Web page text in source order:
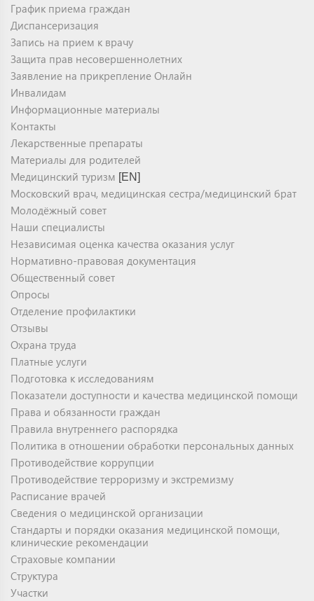
График приема граждан
Диспансеризация
Запись на прием к врачу
Защита прав несовершеннолетних
Заявление на прикрепление Онлайн
Инвалидам
Информационные материалы
Контакты
Лекарственные препараты
Материалы для родителей
Медицинский туризм [EN]
Московский врач, медицинская сестра/медицинский брат
Молодёжный совет
Наши специалисты
Независимая оценка качества оказания услуг
Нормативно-правовая документация
Общественный совет
Опросы
Отделение профилактики
Отзывы
Охрана труда
Платные услуги
Подготовка к исследованиям
Показатели доступности и качества медицинской помощи
Права и обязанности граждан
Правила внутреннего распорядка
Политика в отношении обработки персональных данных
Противодействие коррупции
Противодействие терроризму и экстремизму
Расписание врачей
Сведения о медицинской организации
Стандарты и порядки оказания медицинской помощи,
клинические рекомендации
Страховые компании
Структура
Участки